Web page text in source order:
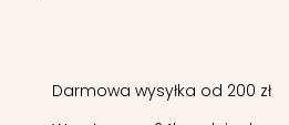
Darmowa wysyłka od 200 zł